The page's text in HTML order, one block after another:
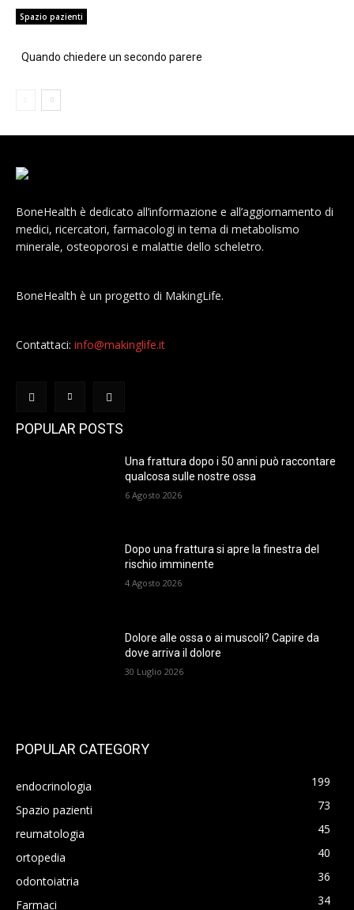
Spazio pazienti
Quando chiedere un secondo parere
BoneHealth è dedicato all’informazione e all’aggiornamento di
medici, ricercatori, farmacologi in tema di metabolismo
minerale, osteoporosi e malattie dello scheletro.
BoneHealth è un progetto di MakingLife.
Contattaci: info@makinglife.it
POPULAR POSTS
Una frattura dopo i 50 anni può raccontare
qualcosa sulle nostre ossa
6 Agosto 2026
Dopo una frattura si apre la finestra del
rischio imminente
4 Agosto 2026
Dolore alle ossa o ai muscoli? Capire da
dove arriva il dolore
30 Luglio 2026
POPULAR CATEGORY
endocrinologia
199
Spazio pazienti
73
reumatologia
45
ortopedia
40
odontoiatria
36
Farmaci
34